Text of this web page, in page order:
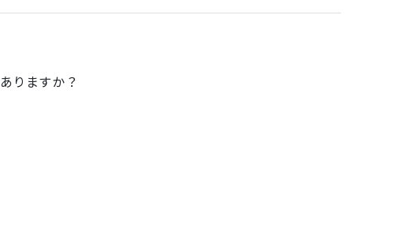
りますか？